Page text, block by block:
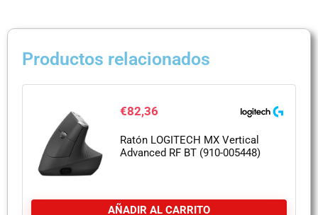
Productos relacionados
€82,36
Ratón LOGITECH MX Vertical
Advanced RF BT (910-005448)
AÑADIR AL CARRITO